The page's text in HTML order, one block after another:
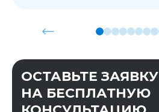
ОСТАВЬТЕ ЗАЯВКУ
НА БЕСПЛАТНУЮ